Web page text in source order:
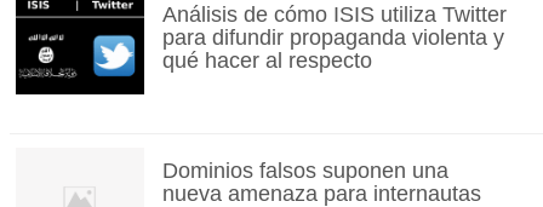
Análisis de cómo ISIS utiliza Twitter
para difundir propaganda violenta y
qué hacer al respecto
Dominios falsos suponen una
nueva amenaza para internautas